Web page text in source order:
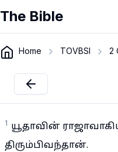
The Bible
Home TOVBSI 2
1 யூதாவின்
திரும்பிவந்தான்.